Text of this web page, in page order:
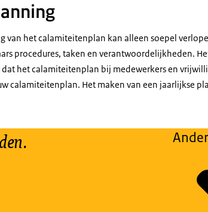
van het calamiteitenplan kan alleen soepel
procedures, taken en verantwoordelijkheden.
dat het calamiteitenplan bij medewerkers en
calamiteitenplan. Het maken van een jaarlijkse